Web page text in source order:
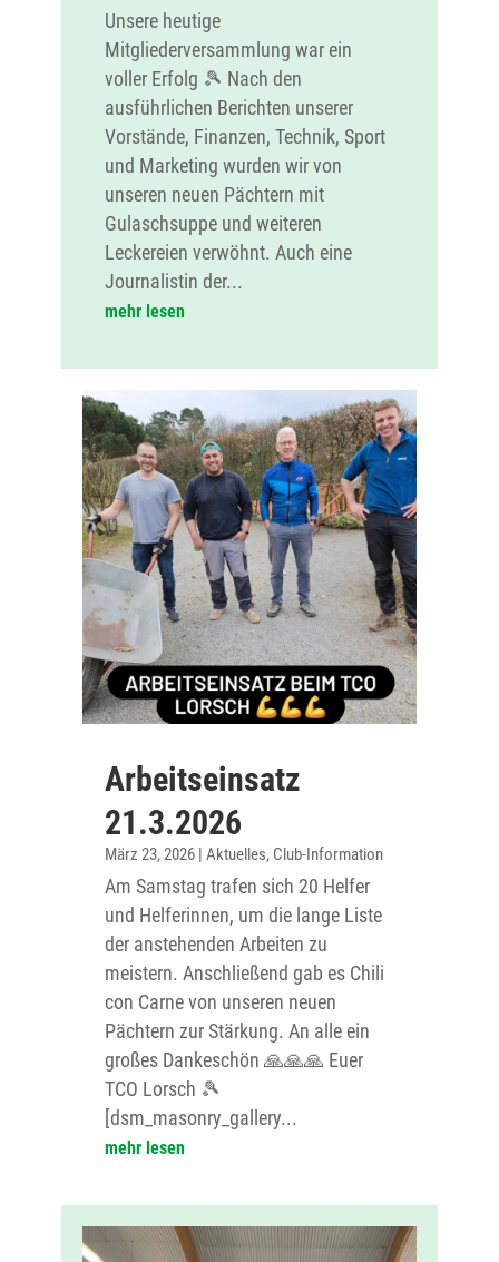
Unsere heutige
Mitgliederversammlung war ein
voller Erfolg 🎾 Nach den
ausführlichen Berichten unserer
Vorstände, Finanzen, Technik, Sport
und Marketing wurden wir von
unseren neuen Pächtern mit
Gulaschsuppe und weiteren
Leckereien verwöhnt. Auch eine
Journalistin der...
mehr lesen
Arbeitseinsatz
21.3.2026
März 23, 2026| Aktuelles, Club-Information
Am Samstag trafen sich 20 Helfer
und Helferinnen, um die lange Liste
der anstehenden Arbeiten zu
meistern. Anschließend gab es Chili
con Carne von unseren neuen
Pächtern zur Stärkung. An alle ein
großes Dankeschön 🙏🙏🙏 Euer
TCO Lorsch 🎾
[dsm_masonry_gallery...
mehr lesen